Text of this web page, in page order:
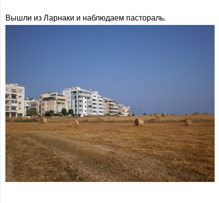
Вышли из Ларнаки и наблюдаем пастораль.